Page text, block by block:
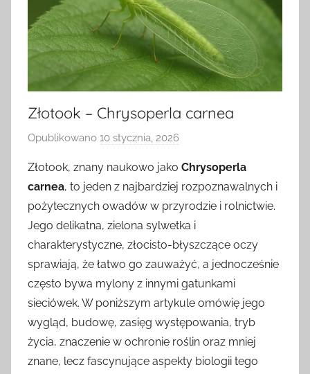
Złotook – Chrysoperla carnea
Opublikowano 10 stycznia, 2026
z
e
z
Złotook, znany naukowo jako Chrysoperla
carnea, to jeden z najbardziej rozpoznawalnych i
pożytecznych owadów w przyrodzie i rolnictwie.
Jego delikatna, zielona sylwetka i
charakterystyczne, złocisto-błyszczące oczy
sprawiają, że łatwo go zauważyć, a jednocześnie
często bywa mylony z innymi gatunkami
sieciówek. W poniższym artykule omówię jego
wygląd, budowę, zasięg występowania, tryb
życia, znaczenie w ochronie roślin oraz mniej
znane, lecz fascynujące aspekty biologii tego